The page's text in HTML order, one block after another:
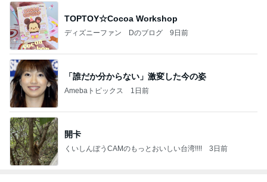
TOPTOY☆Cocoa Workshop
ディズニーファン Dのブログ 9日前
「誰だか分からない」激変した今の姿
Amebaトピックス 1日前
開卡
くいしんぼうCAMのもっとおいしい台湾!!!! 3日前